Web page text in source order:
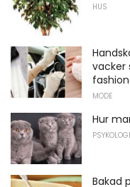
HUS
vacker
MODE
Hur
Bakad